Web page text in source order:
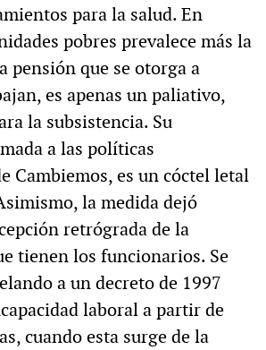
para la salud. En
pobres prevalece más la
pensión que se otorga a
es apenas un paliativo,
la subsistencia. Su
a las políticas
Cambiemos, es un cóctel letal
la medida dejó
retrógrada de la
tienen los funcionarios. Se
a un decreto de 1997
laboral a partir de
cuando esta surge de la